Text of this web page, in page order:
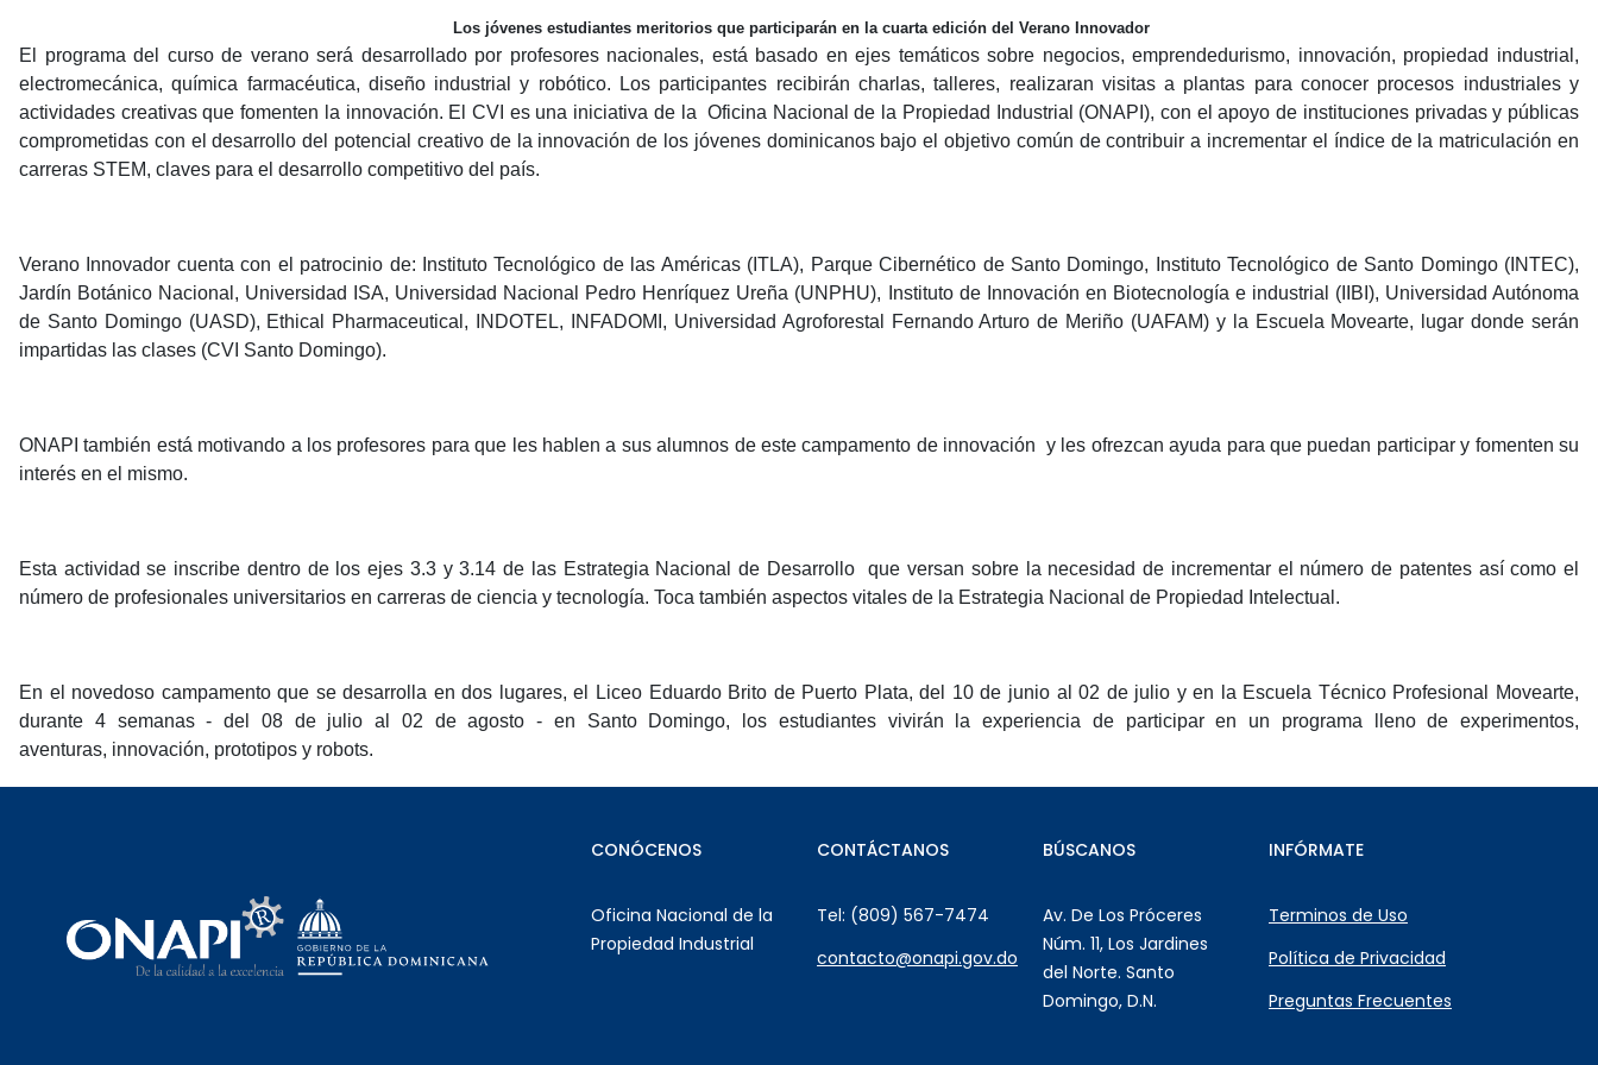
Los jóvenes estudiantes meritorios que participarán en la cuarta edición del Verano Innovador
El programa del curso de verano será desarrollado por profesores nacionales, está basado en ejes temáticos sobre negocios, emprendedurismo, innovación, propiedad industrial,
electromecánica, química farmacéutica, diseño industrial y robótico. Los participantes recibirán charlas, talleres, realizaran visitas a plantas para conocer procesos industriales y
actividades creativas que fomenten la innovación. El CVI es una iniciativa de la Oficina Nacional de la Propiedad Industrial (ONAPI), con el apoyo de instituciones privadas y públicas
comprometidas con el desarrollo del potencial creativo de la innovación de los jóvenes dominicanos bajo el objetivo común de contribuir a incrementar el índice de la matriculación en
carreras STEM, claves para el desarrollo competitivo del país.
Verano Innovador cuenta con el patrocinio de: Instituto Tecnológico de las Américas (ITLA), Parque Cibernético de Santo Domingo, Instituto Tecnológico de Santo Domingo (INTEC),
Jardín Botánico Nacional, Universidad ISA, Universidad Nacional Pedro Henríquez Ureña (UNPHU), Instituto de Innovación en Biotecnología e industrial (IIBI), Universidad Autónoma
de Santo Domingo (UASD), Ethical Pharmaceutical, INDOTEL, INFADOMI, Universidad Agroforestal Fernando Arturo de Meriño (UAFAM) y la Escuela Movearte, lugar donde serán
impartidas las clases (CVI Santo Domingo).
ONAPI también está motivando a los profesores para que les hablen a sus alumnos de este campamento de innovación y les ofrezcan ayuda para que puedan participar y fomenten su
interés en el mismo.
Esta actividad se inscribe dentro de los ejes 3.3 y 3.14 de las Estrategia Nacional de Desarrollo que versan sobre la necesidad de incrementar el número de patentes así como el
número de profesionales universitarios en carreras de ciencia y tecnología. Toca también aspectos vitales de la Estrategia Nacional de Propiedad Intelectual.
En el novedoso campamento que se desarrolla en dos lugares, el Liceo Eduardo Brito de Puerto Plata, del 10 de junio al 02 de julio y en la Escuela Técnico Profesional Movearte,
durante 4 semanas - del 08 de julio al 02 de agosto - en Santo Domingo, los estudiantes vivirán la experiencia de participar en un programa lleno de experimentos,
aventuras, innovación, prototipos y robots.
CONÓCENOS
Oficina Nacional de la
Propiedad Industrial
CONTÁCTANOS
Tel: (809) 567-7474
contacto@onapi.gov.do
BÚSCANOS
Av. De Los Próceres
Núm. 11, Los Jardines
del Norte. Santo
Domingo, D.N.
INFÓRMATE
Terminos de Uso
Política de Privacidad
Preguntas Frecuentes